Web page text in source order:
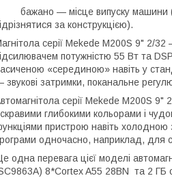
бажано — місце випуску машини
за конструкцією).
серії Mekede M200S 9" 2/
потужністю 55 Вт та
«серединою» навіть у
звукові затримки, поканальне
серії Mekede M200S
глибокими кольорами і
пристрою навіть холодною
одночасно, наприклад, для
одна перевага цієї моделі
8*Cortex A55 28BN та 2 ГБ